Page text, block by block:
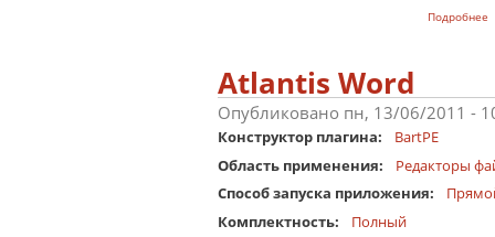
Подробнее
Atlantis Word
Опубликовано пн, 13/06/2011 -
Конструктор плагина:
BartPE
Область применения:
Редакторы
Способ запуска приложения:
Комплектность:
Полный